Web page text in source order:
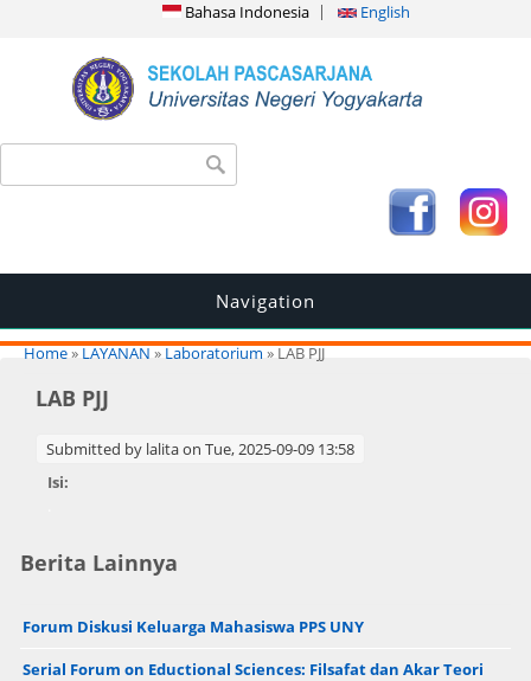
Bahasa Indonesia English
Search form
Navigation
You are here
Home» LAYANAN » Laboratorium» LAB PJJ
LAB PJJ
Submitted by lalitaon Tue, 2025-09-09 13:58
Isi:
Berita Lainnya
Forum Diskusi Keluarga Mahasiswa PPS UNY
Serial Forum on Eductional Sciences: Filsafat dan Akar Teori